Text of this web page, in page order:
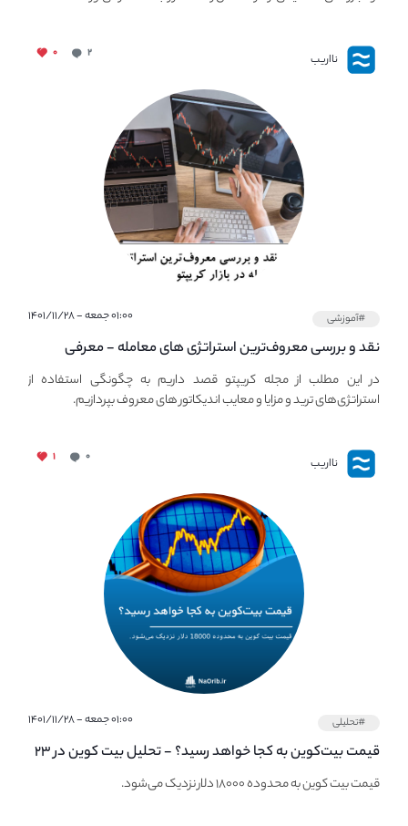
نااریب ۲ ۰
#آموزشی ۰۱:۰۰ جمعه - ۱۴۰۱/۱۱/۲۸
نقد و بررسی معروف‌ترین استراتژی های معامله - معرفی
استراتژی های مهم ترید در بازار کریپتو
در این مطلب از مجله کریپتو قصد داریم به چگونگی استفاده از
استراتژی‌های ترید و مزایا و معایب اندیکاتور های معروف بپردازیم.
نااریب ۰ ۱
#تحلیلی ۰۱:۰۰ جمعه - ۱۴۰۱/۱۱/۲۸
قیمت بیت‌کوین به کجا خواهد رسید؟ - تحلیل بیت کوین در ۲۳
مهر ماه
قیمت بیت کوین به محدوده ۱۸۰۰۰ دلار نزدیک می‌شود.